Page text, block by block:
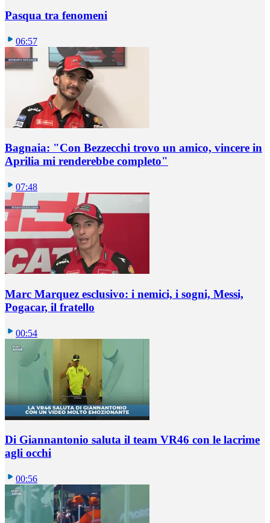
Pasqua tra fenomeni
06:57
Bagnaia: "Con Bezzecchi trovo un amico, vincere in
Aprilia mi renderebbe completo"
07:48
Marc Marquez esclusivo: i nemici, i sogni, Messi,
Pogacar, il fratello
00:54
Di Giannantonio saluta il team VR46 con le lacrime
agli occhi
00:56